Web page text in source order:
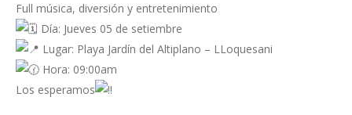
Full música, diversión y entretenimiento
Día: Jueves 05 de setiembre
Lugar: Playa Jardín del Altiplano – LLoquesani
Hora: 09:00am
Los esperamos